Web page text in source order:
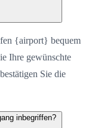
{airport} bequem
Ihre gewünschte
Sie die
inbegriffen?